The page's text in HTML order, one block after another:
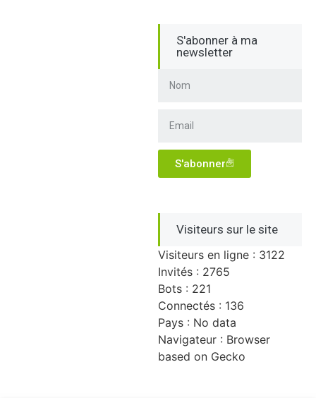
S'abonner à ma
newsletter
S'abonner
Visiteurs sur le site
Visiteurs en ligne : 3122
Invités : 2765
Bots : 221
Connectés : 136
Pays : No data
Navigateur : Browser
based on Gecko